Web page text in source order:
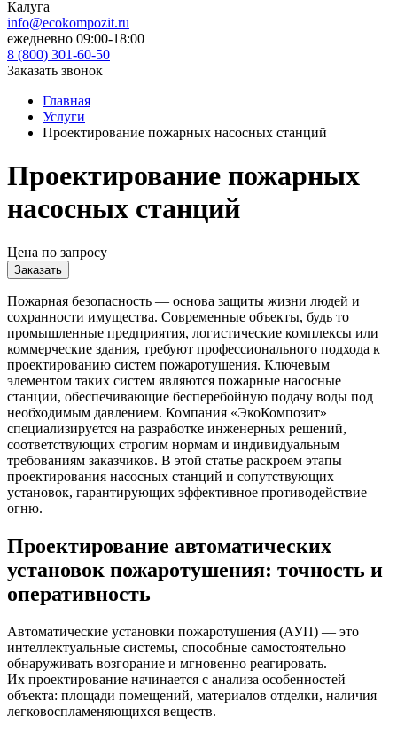
Калуга
info@ecokompozit.ru
ежедневно 09:00-18:00
8 (800) 301-60-50
Заказать звонок
Главная
Услуги
Проектирование пожарных насосных станций
Проектирование пожарных
насосных станций
Цена по запросу
Заказать
Пожарная безопасность — основа защиты жизни людей и
сохранности имущества. Современные объекты, будь то
промышленные предприятия, логистические комплексы или
коммерческие здания, требуют профессионального подхода к
проектированию систем пожаротушения. Ключевым
элементом таких систем являются пожарные насосные
станции, обеспечивающие бесперебойную подачу воды под
необходимым давлением. Компания «ЭкоКомпозит»
специализируется на разработке инженерных решений,
соответствующих строгим нормам и индивидуальным
требованиям заказчиков. В этой статье раскроем этапы
проектирования насосных станций и сопутствующих
установок, гарантирующих эффективное противодействие
огню.
Проектирование автоматических
установок пожаротушения: точность и
оперативность
Автоматические установки пожаротушения (АУП) — это
интеллектуальные системы, способные самостоятельно
обнаруживать возгорание и мгновенно реагировать.
Их проектирование начинается с анализа особенностей
объекта: площади помещений, материалов отделки, наличия
легковоспламеняющихся веществ.